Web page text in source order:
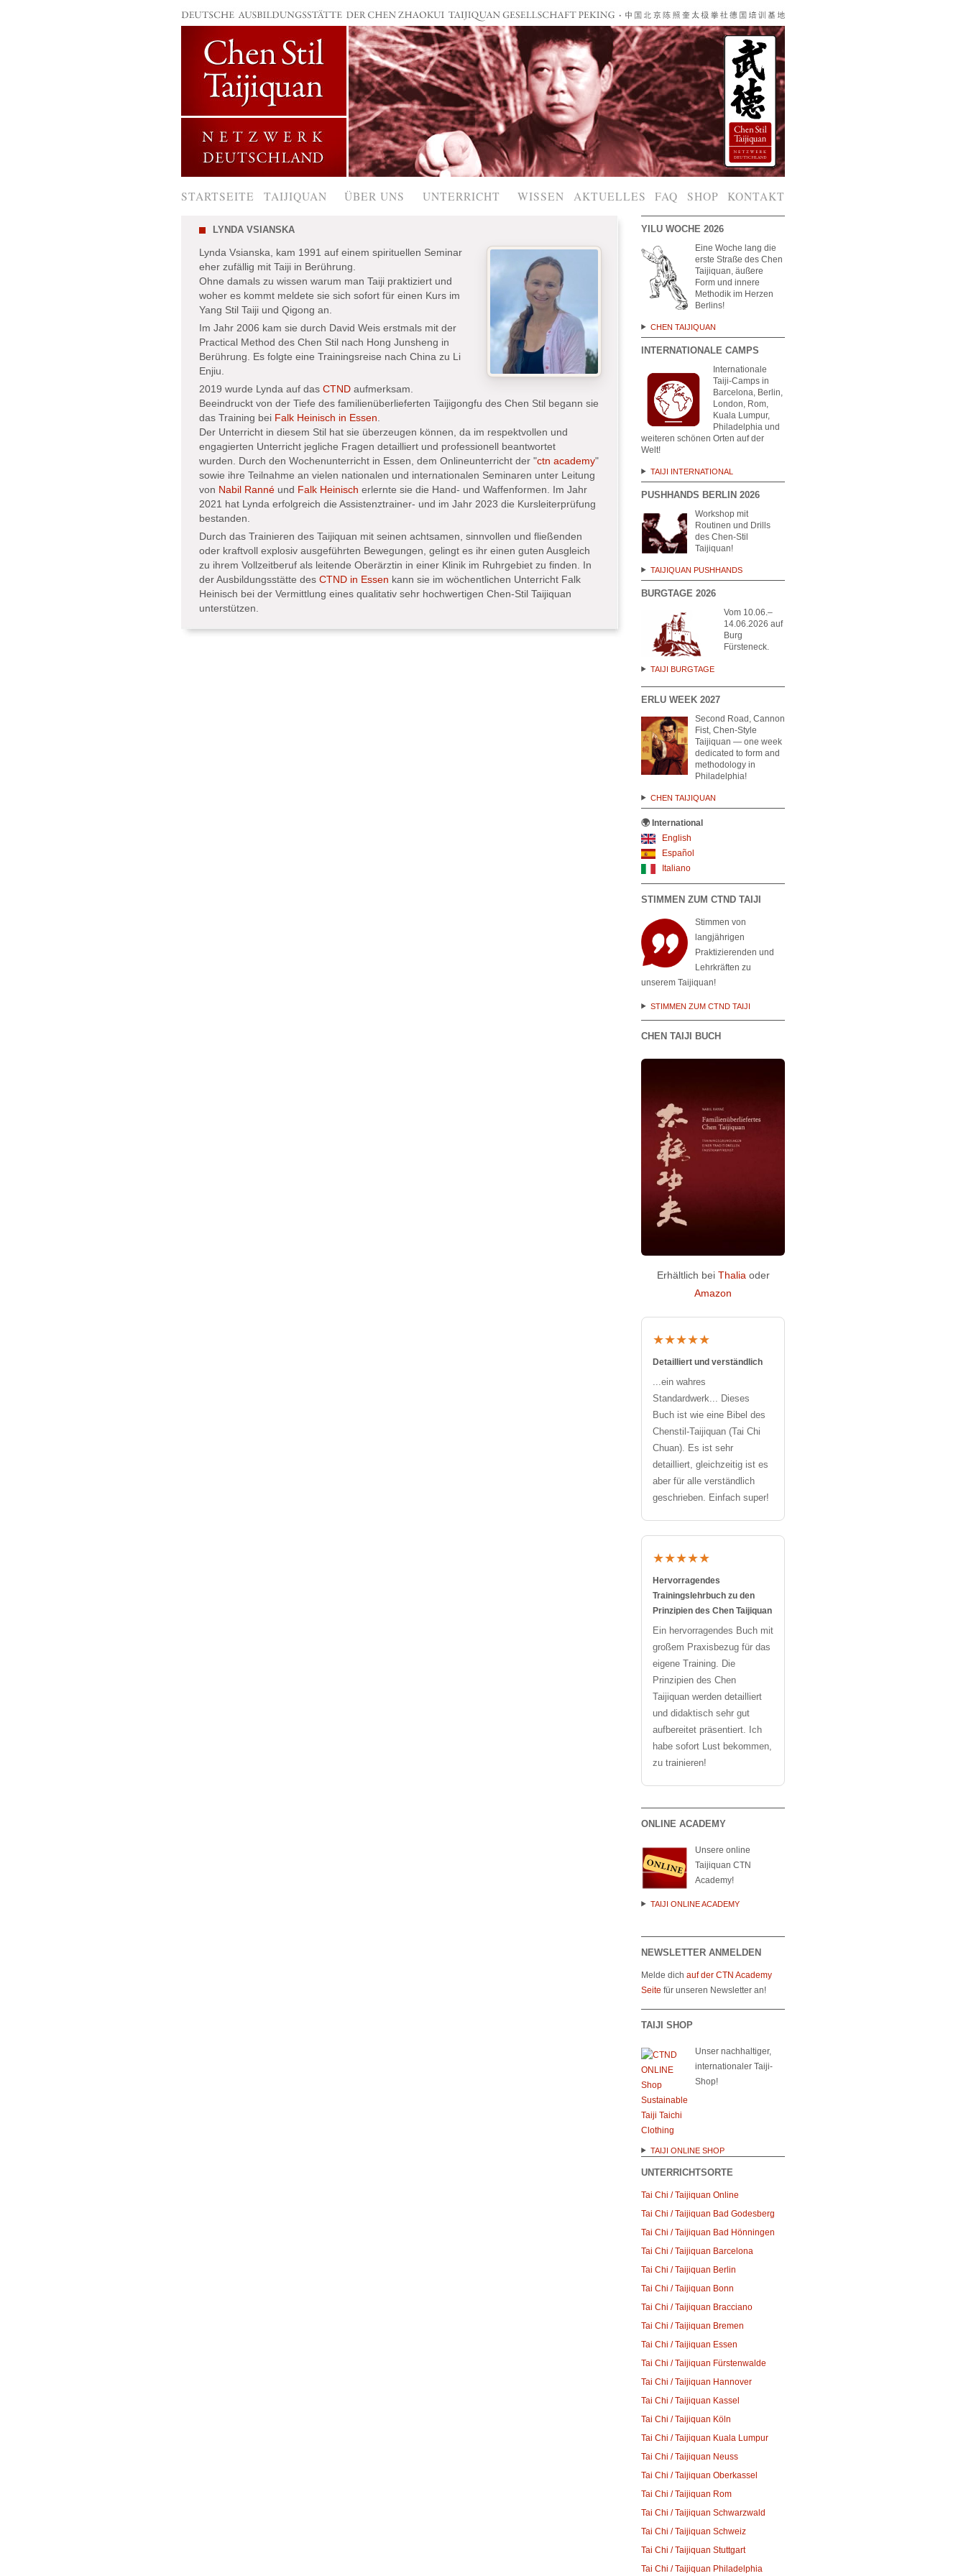
STARTSEITE TAIJIQUAN ÜBER UNS UNTERRICHT WISSEN AKTUELLES FAQ SHOP KONTAKT
LYNDA VSIANSKA
Lynda Vsianska, kam 1991 auf einem spirituellen Seminar
eher zufällig mit Taiji in Berührung.
Ohne damals zu wissen warum man Taiji praktiziert und
woher es kommt meldete sie sich sofort für einen Kurs im
Yang Stil Taiji und Qigong an.
Im Jahr 2006 kam sie durch David Weis erstmals mit der
Practical Method des Chen Stil nach Hong Junsheng in
Berührung. Es folgte eine Trainingsreise nach China zu Li
Enjiu.
2019 wurde Lynda auf das CTND aufmerksam.
Beeindruckt von der Tiefe des familienüberlieferten Taijigongfu des Chen Stil begann sie
das Training bei Falk Heinisch in Essen.
Der Unterricht in diesem Stil hat sie überzeugen können, da im respektvollen und
engagierten Unterricht jegliche Fragen detailliert und professionell beantwortet
wurden. Durch den Wochenunterricht in Essen, dem Onlineunterricht der "ctn academy"
sowie ihre Teilnahme an vielen nationalen und internationalen Seminaren unter Leitung
von Nabil Ranné und Falk Heinisch erlernte sie die Hand- und Waffenformen. Im Jahr
2021 hat Lynda erfolgreich die Assistenztrainer- und im Jahr 2023 die Kursleiterprüfung
bestanden.
Durch das Trainieren des Taijiquan mit seinen achtsamen, sinnvollen und fließenden
oder kraftvoll explosiv ausgeführten Bewegungen, gelingt es ihr einen guten Ausgleich
zu ihrem Vollzeitberuf als leitende Oberärztin in einer Klinik im Ruhrgebiet zu finden. In
der Ausbildungsstätte des CTND in Essen kann sie im wöchentlichen Unterricht Falk
Heinisch bei der Vermittlung eines qualitativ sehr hochwertigen Chen-Stil Taijiquan
unterstützen.
YILU WOCHE 2026
Eine Woche lang die
erste Straße des Chen
Taijiquan, äußere
Form und innere
Methodik im Herzen
Berlins!
CHEN TAIJIQUAN
INTERNATIONALE CAMPS
Internationale
Taiji-Camps in
Barcelona, Berlin,
London, Rom,
Kuala Lumpur,
Philadelphia und
weiteren schönen Orten auf der
Welt!
TAIJI INTERNATIONAL
PUSHHANDS BERLIN 2026
Workshop mit
Routinen und Drills
des Chen-Stil
Taijiquan!
TAIJIQUAN PUSHHANDS
BURGTAGE 2026
Vom 10.06.–
14.06.2026 auf
Burg
Fürsteneck.
TAIJI BURGTAGE
ERLU WEEK 2027
Second Road, Cannon
Fist, Chen-Style
Taijiquan — one week
dedicated to form and
methodology in
Philadelphia!
CHEN TAIJIQUAN
🌍 International
English
Español
Italiano
STIMMEN ZUM CTND TAIJI
Stimmen von
langjährigen
Praktizierenden und
Lehrkräften zu
unserem Taijiquan!
STIMMEN ZUM CTND TAIJI
CHEN TAIJI BUCH
Erhältlich bei Thalia oder
Amazon
★★★★★
Detailliert und verständlich
...ein wahres
Standardwerk... Dieses
Buch ist wie eine Bibel des
Chenstil-Taijiquan (Tai Chi
Chuan). Es ist sehr
detailliert, gleichzeitig ist es
aber für alle verständlich
geschrieben. Einfach super!
★★★★★
Hervorragendes
Trainingslehrbuch zu den
Prinzipien des Chen Taijiquan
Ein hervorragendes Buch mit
großem Praxisbezug für das
eigene Training. Die
Prinzipien des Chen
Taijiquan werden detailliert
und didaktisch sehr gut
aufbereitet präsentiert. Ich
habe sofort Lust bekommen,
zu trainieren!
ONLINE ACADEMY
Unsere online
Taijiquan CTN
Academy!
TAIJI ONLINE ACADEMY
NEWSLETTER ANMELDEN
Melde dich auf der CTN Academy
Seite für unseren Newsletter an!
TAIJI SHOP
Unser nachhaltiger,
internationaler Taiji-
Shop!
TAIJI ONLINE SHOP
UNTERRICHTSORTE
Tai Chi / Taijiquan Online
Tai Chi / Taijiquan Bad Godesberg
Tai Chi / Taijiquan Bad Hönningen
Tai Chi / Taijiquan Barcelona
Tai Chi / Taijiquan Berlin
Tai Chi / Taijiquan Bonn
Tai Chi / Taijiquan Bracciano
Tai Chi / Taijiquan Bremen
Tai Chi / Taijiquan Essen
Tai Chi / Taijiquan Fürstenwalde
Tai Chi / Taijiquan Hannover
Tai Chi / Taijiquan Kassel
Tai Chi / Taijiquan Köln
Tai Chi / Taijiquan Kuala Lumpur
Tai Chi / Taijiquan Neuss
Tai Chi / Taijiquan Oberkassel
Tai Chi / Taijiquan Rom
Tai Chi / Taijiquan Schwarzwald
Tai Chi / Taijiquan Schweiz
Tai Chi / Taijiquan Stuttgart
Tai Chi / Taijiquan Philadelphia